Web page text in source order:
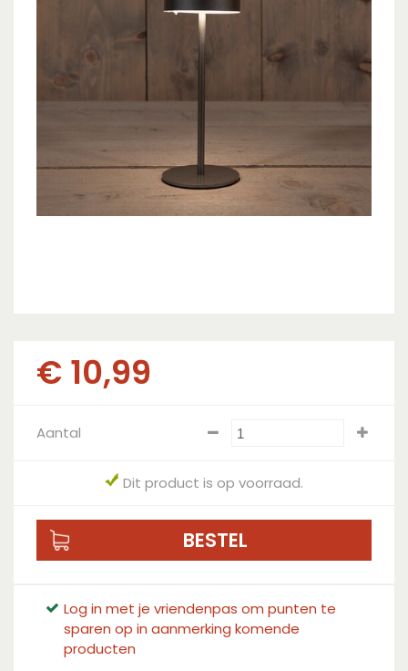
€10,99
Aantal
Dit product is op voorraad.
Log in met je vriendenpas om punten te
sparen op in aanmerking komende
producten